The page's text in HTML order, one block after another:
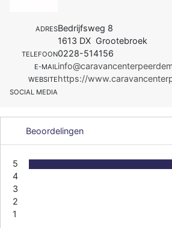
ADRESBedrijfsweg 8
1613 DX Grootebroek
TELEFOON0228-514156
E-MAIL
WEBSITEhttps://
SOCIAL MEDIA
Beoordelingen
5
4
3
2
1